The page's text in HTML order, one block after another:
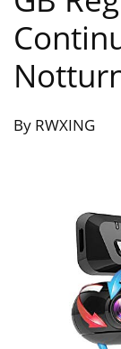
By RWXING